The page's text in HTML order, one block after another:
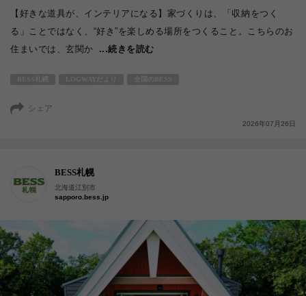
【好きな道具が、インテリアになる】家づくりは、「収納をつく
る」ことではなく、“好き”を楽しめる場所をつくること。こちらのお
住まいでは、玄関か
...続きを読む
シェア
2026年07月26日
BESS札幌
北海道江別市
sapporo.bess.jp